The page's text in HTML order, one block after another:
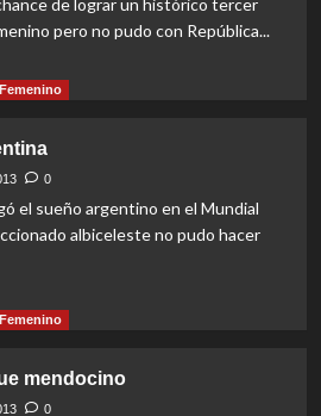
de lograr un histórico tercer
pero no pudo con República...
0
el sueño argentino en el Mundial
albiceleste no pudo hacer
mendocino
0